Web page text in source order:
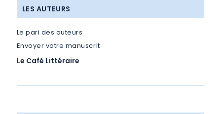
LES AUTEURS
Le pari des auteurs
Envoyer votre manuscrit
Le Café Littéraire